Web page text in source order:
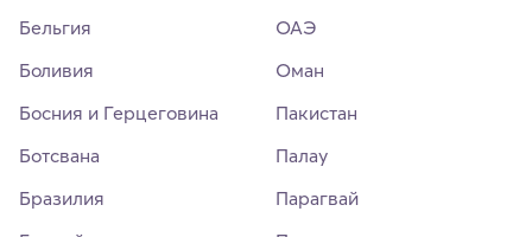
Бельгия
Боливия
Босния и Герцеговина
Ботсвана
Бразилия
ОАЭ
Оман
Пакистан
Палау
Парагвай